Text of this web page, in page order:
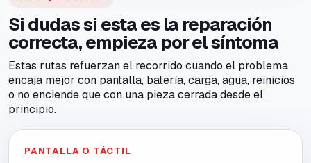
Si dudas si esta es la reparación
correcta, empieza por el síntoma
Estas rutas refuerzan el recorrido cuando el problema
encaja mejor con pantalla, batería, carga, agua, reinicios
o no enciende que con una pieza cerrada desde el
principio.
PANTALLA O TÁCTIL